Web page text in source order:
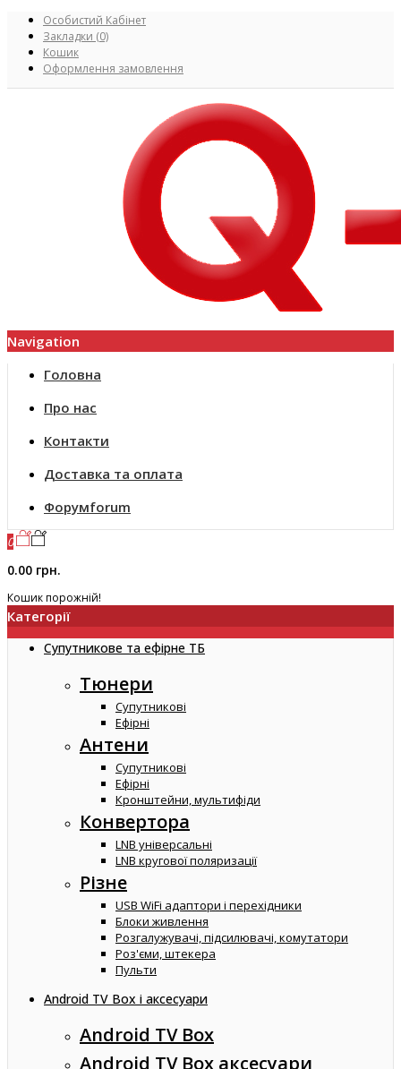
Особистий Кабінет
Закладки (0)
Кошик
Оформлення замовлення
Navigation
Головна
Про нас
Контакти
Доставка та оплата
Форумforum
0
0.00 грн.
Кошик порожній!
Категорії
Супутникове та ефірне ТБ
Тюнери
Супутникові
Ефірні
Антени
Супутникові
Ефірні
Кронштейни, мультифіди
Конвертора
LNB універсальні
LNB кругової поляризації
Різне
USB WiFi адаптори і перехідники
Блоки живлення
Розгалужувачі, підсилювачі, комутатори
Роз'єми, штекера
Пульти
Android TV Box і аксесуари
Android TV Box
Android TV Box аксесуари